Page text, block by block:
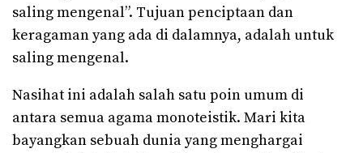
saling mengenal”. Tujuan penciptaan dan
keragaman yang ada di dalamnya, adalah untuk
saling mengenal.
Nasihat ini adalah salah satu poin umum di
antara semua agama monoteistik. Mari kita
bayangkan sebuah dunia yang menghargai